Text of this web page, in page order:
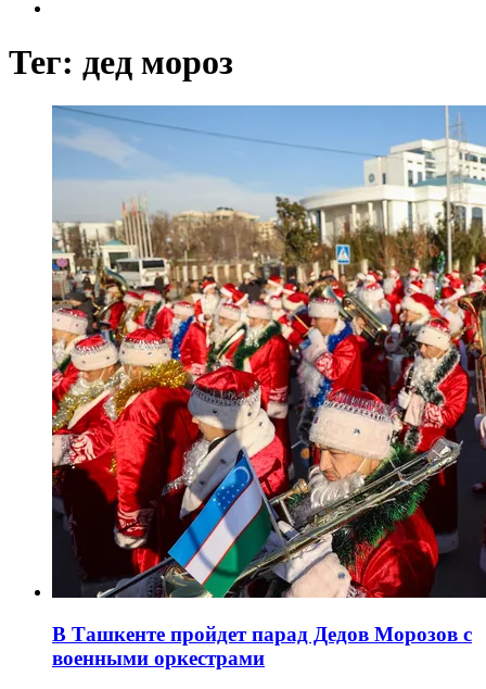
Тег: дед мороз
В Ташкенте пройдет парад Дедов Морозов с
военными оркестрами